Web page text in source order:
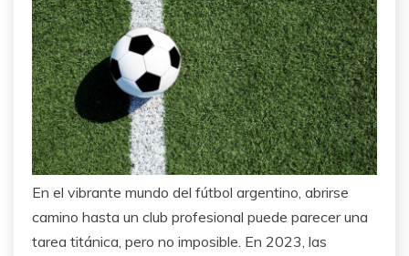
En el vibrante mundo del fútbol argentino, abrirse
camino hasta un club profesional puede parecer una
tarea titánica, pero no imposible. En 2023, las